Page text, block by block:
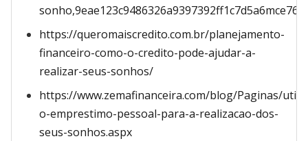
https://queromaiscredito.com.br/planejamento-
financeiro-como-o-credito-pode-ajudar-a-
realizar-seus-sonhos/
https://www.zemafinanceira.com/blog/Paginas/
o-emprestimo-pessoal-para-a-realizacao-dos-
seus-sonhos.aspx